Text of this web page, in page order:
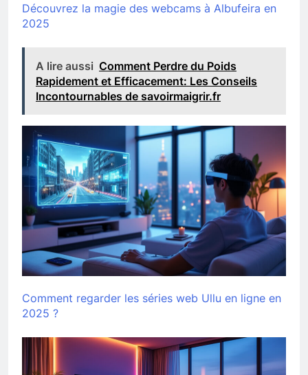
Découvrez la magie des webcams à Albufeira en
2025
A lire aussi Comment Perdre du Poids
Rapidement et Efficacement: Les Conseils
Incontournables de savoirmaigrir.fr
Comment regarder les séries web Ullu en ligne en
2025 ?